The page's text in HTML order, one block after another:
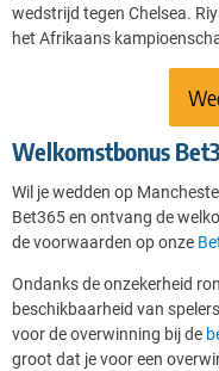
wedstrijd tegen Chelsea.
het Afrikaans
Welkomstbonus
Wil je wedden op
Bet365 en ontvang de
de voorwaarden op onze
Ondanks de onzekerheid
beschikbaarheid van
voor de overwinning bij de
groot dat je voor een